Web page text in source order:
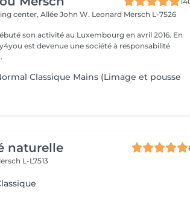
center, Allée John W. Leonard Mersch L-7526
son activité au Luxembourg en avril 2016. En
est devenue une société à responsabilité
Classique Mains (Limage et pousse
naturelle
L-L7513